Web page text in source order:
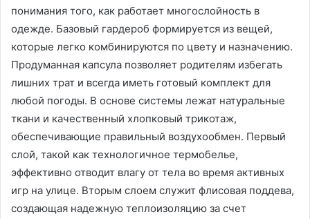
понимания того, как работает многослойность в
одежде. Базовый гардероб формируется из вещей,
которые легко комбинируются по цвету и назначению.
Продуманная капсула позволяет родителям избегать
лишних трат и всегда иметь готовый комплект для
любой погоды. В основе системы лежат натуральные
ткани и качественный хлопковый трикотаж,
обеспечивающие правильный воздухообмен. Первый
слой, такой как технологичное термобелье,
эффективно отводит влагу от тела во время активных
игр на улице. Вторым слоем служит флисовая поддева,
создающая надежную теплоизоляцию за счет